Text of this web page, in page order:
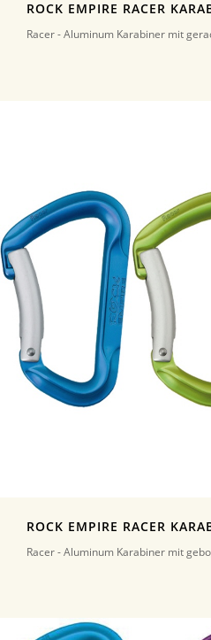
ROCK EMPIRE RACER
Racer - Aluminum Karabiner mit
ROCK EMPIRE RACER
Racer - Aluminum Karabiner mit